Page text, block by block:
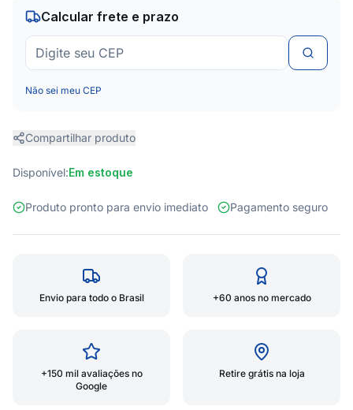
Calcular frete e prazo
Não sei meu CEP
Compartilhar produto
Disponível:Em estoque
Produto pronto para envio imediato Pagamento seguro
Envio para todo o Brasil +60 anos no mercado
+150 mil avaliações no
Google
Retire grátis na loja